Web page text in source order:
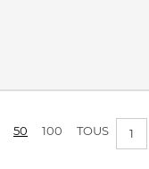
50 100 TOUS 1